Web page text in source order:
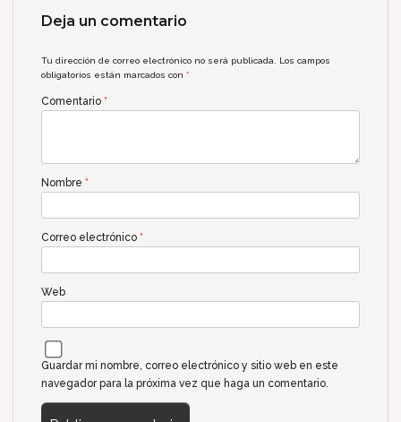
Deja un comentario
Tu dirección de correo electrónico no será publicada.
Los campos
obligatorios están marcados con*
Comentario *
Nombre *
Correo electrónico *
Web
Guardar mi nombre, correo electrónico y sitio web en este
navegador para la próxima vez que haga un comentario.